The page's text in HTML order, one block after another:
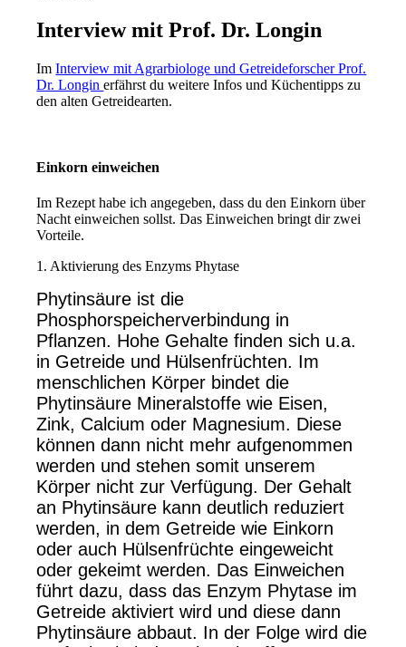
Interview mit Prof. Dr. Longin
ImInterview mit Agrarbiologe und Getreideforscher Prof.
Dr. Longinerfährst du weitere Infos und Küchentipps zu
den alten Getreidearten.
Einkorn einweichen
Im Rezept habe ich angegeben, dass du den Einkorn über
Nacht einweichen sollst. Das Einweichen bringt dir zwei
Vorteile.
1. Aktivierung des Enzyms Phytase
Phytinsäure ist die
Phosphorspeicherverbindung in
Pflanzen. Hohe Gehalte finden sich u.a.
in Getreide und Hülsenfrüchten. Im
menschlichen Körper bindet die
Phytinsäure Mineralstoffe wie Eisen,
Zink, Calcium oder Magnesium. Diese
können dann nicht mehr aufgenommen
werden und stehen somit unserem
Körper nicht zur Verfügung. Der Gehalt
an Phytinsäure kann deutlich reduziert
werden, in dem Getreide wie Einkorn
oder auch Hülsenfrüchte eingeweicht
oder gekeimt werden. Das Einweichen
führt dazu, dass das Enzym Phytase im
Getreide aktiviert wird und diese dann
Phytinsäure abbaut. In der Folge wird die